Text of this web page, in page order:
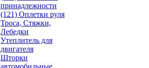
принадлежности
(121) Оплетки руля
Троса, Стяжки,
Лебедки
Утеплитель для
двигателя
Шторки
автомобильные